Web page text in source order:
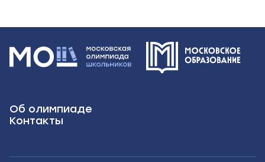
Об олимпиаде
Контакты